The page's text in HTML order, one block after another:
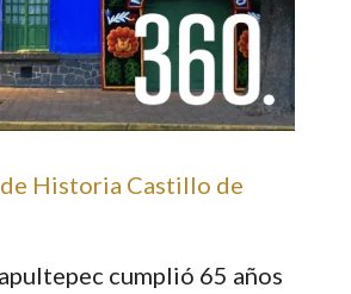
Historia Castillo de
cumplió 65 años